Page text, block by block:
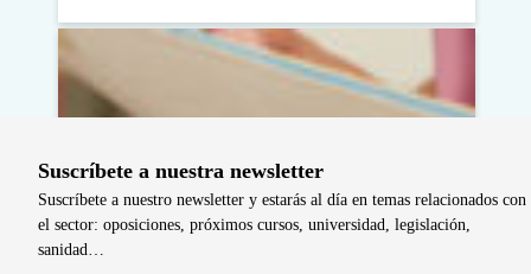
Suscríbete a nuestra newsletter
Suscríbete a nuestro newsletter y estarás al día en temas relacionados con
el sector: oposiciones, próximos cursos, universidad, legislación,
sanidad…